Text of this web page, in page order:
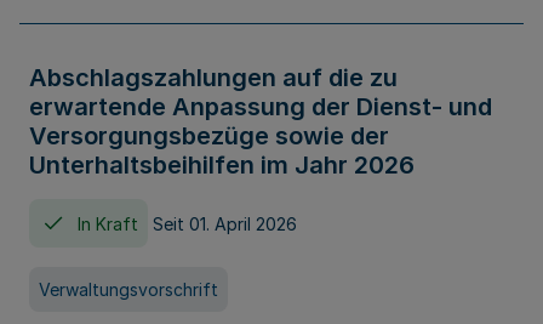
Abschlagszahlungen auf die zu
erwartende Anpassung der Dienst- und
Versorgungsbezüge sowie der
Unterhaltsbeihilfen im Jahr 2026
In Kraft Seit 01. April 2026
Verwaltungsvorschrift